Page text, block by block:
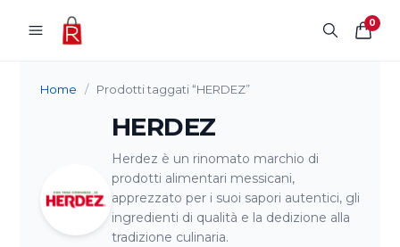
0
Home / Prodotti taggati “HERDEZ”
HERDEZ
Herdez è un rinomato marchio di
prodotti alimentari messicani,
apprezzato per i suoi sapori autentici, gli
ingredienti di qualità e la dedizione alla
tradizione culinaria.